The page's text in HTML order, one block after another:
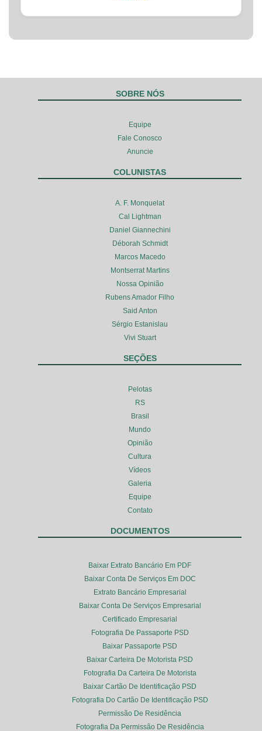
SOBRE NÓS
Equipe
Fale Conosco
Anuncie
COLUNISTAS
A. F. Monquelat
Cal Lightman
Daniel Giannechini
Déborah Schmidt
Marcos Macedo
Montserrat Martins
Nossa Opinião
Rubens Amador Filho
Said Anton
Sérgio Estanislau
Vivi Stuart
SEÇÕES
Pelotas
RS
Brasil
Mundo
Opinião
Cultura
Vídeos
Galeria
Equipe
Contato
DOCUMENTOS
Baixar Extrato Bancário Em PDF
Baixar Conta De Serviços Em DOC
Extrato Bancário Empresarial
Baixar Conta De Serviços Empresarial
Certificado Empresarial
Fotografia De Passaporte PSD
Baixar Passaporte PSD
Baixar Carteira De Motorista PSD
Fotografia Da Carteira De Motorista
Baixar Cartão De Identificação PSD
Fotografia Do Cartão De Identificação PSD
Permissão De Residência
Fotografia Da Permissão De Residência